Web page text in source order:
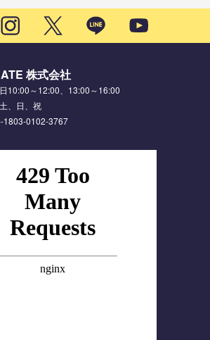
株式会社
10:00～12:00、13:00～16:00
、日、祝
1803-0102-3767